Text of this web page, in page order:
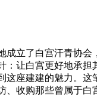
了白宫汗青协会，
：让白宫更好地承
这座建建的魅力。
、收购那些曾属于